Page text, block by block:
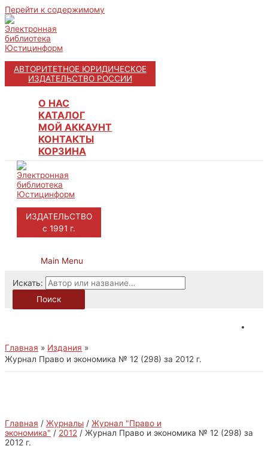
Перейти к содержимому
АВТОРИТЕТНОЕ ЮРИДИЧЕСКОЕ
ИЗДАТЕЛЬСТВО РОССИИ
О НАС
КАТАЛОГ
МОЙ АККАУНТ
КОНТАКТЫ
КОРЗИНА
ИЗДАТЕЛЬСТВО
с 1991 г.
Main Menu
Искать:
Поиск
Главная
Издания
Журнал Право и экономика № 12 (298) за 2012 г.
Главная / Журналы / Журнал "Право и
экономика" / 2012 / Журнал Право и экономика № 12 (298) за
2012 г.